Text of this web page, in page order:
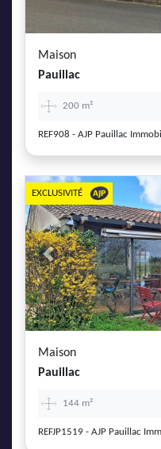
Maison
Pauillac
200 m²
REF908 - AJP Pauillac
Previous
EXCLUSIVITÉ
Maison
Pauillac
144 m²
REFJP1519 - AJP Pauillac